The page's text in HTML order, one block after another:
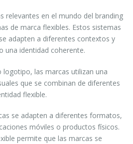
relevantes en el mundo del branding
de marca flexibles. Estos sistemas
adapten a diferentes contextos y
una identidad coherente.
logotipo, las marcas utilizan una
que se combinan de diferentes
flexible.
se adapten a diferentes formatos,
móviles o productos físicos.
permite que las marcas se